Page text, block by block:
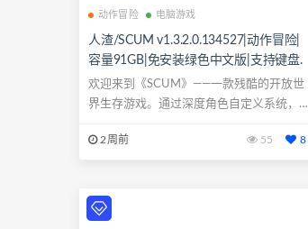
动作冒险 电脑游戏
人渣/SCUM v1.3.2.0.134527|动作冒险|
容量91GB|免安装绿色中文版|支持键盘.
鼠标
欢迎来到《SCUM》——一款残酷的开放世
界生存游戏。通过深度角色自定义系统，你
2周前 55 8